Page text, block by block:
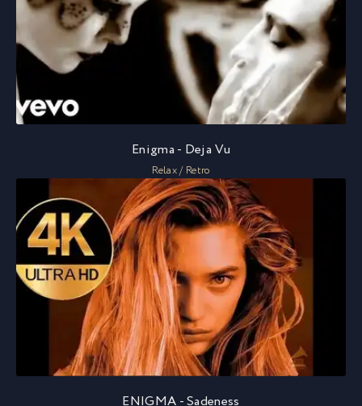
Enigma - Deja Vu
Relax / Retro
ENIGMA - Sadeness